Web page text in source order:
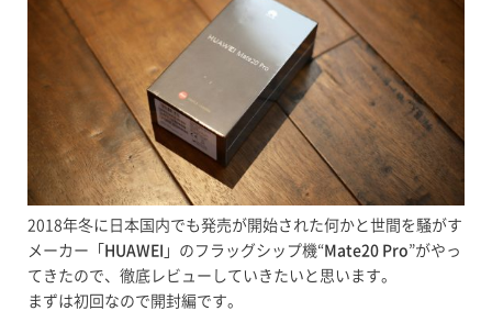
2018年冬に日本国内でも発売が開始された何かと世間を騒がす
メーカー「 HUAWEI 」のフラッグシップ機“ Mate20 Pro”がやっ
てきたので、徹底レビューしていきたいと思います。
まずは初回なので開封編です。